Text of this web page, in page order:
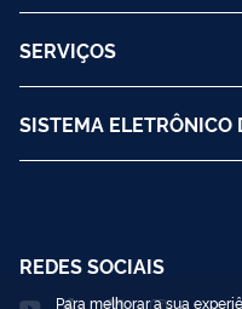
SERVIÇOS
SISTEMA ELETRÔNICO
REDES SOCIAIS
Para melhorar a sua